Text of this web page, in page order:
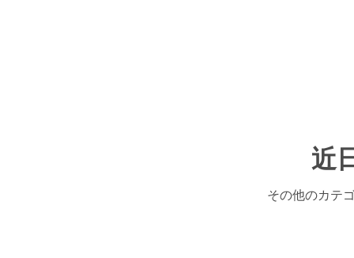
近
その他のカテ